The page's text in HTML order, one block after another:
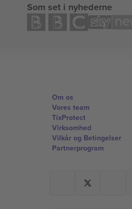
Som set i nyhederne
Om os
Vores team
TixProtect
Virksomhed
Vilkår og Betingelser
Partnerprogram